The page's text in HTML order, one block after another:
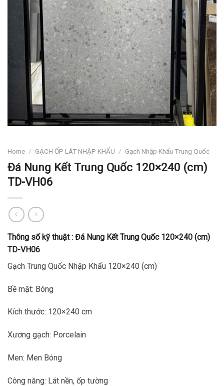
Home / GẠCH ỐP LÁT NHẬP KHẨU / Gạch Nhập Khẩu Trung Quốc
Đá Nung Kết Trung Quốc 120×240 (cm)
TD-VH06
Thông số kỹ thuật : Đá Nung Kết Trung Quốc 120×240 (cm)
TD-VH06
Gạch Trung Quốc Nhập Khẩu 120×240 (cm)
Bề mặt: Bóng
Kích thước: 120×240 cm
Xương gạch: Porcelain
Men: Men Bóng
Công năng: Lát nền, ốp tường